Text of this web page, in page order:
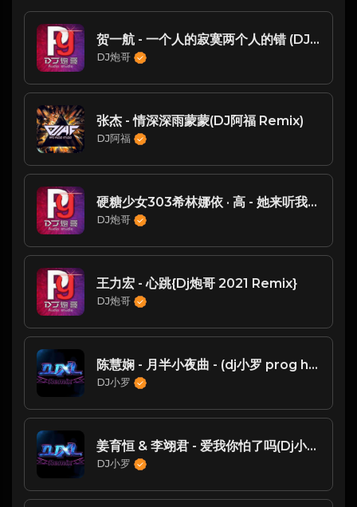
贺一航 - 一个人的寂寞两个人的错 (DJ炮哥 ProgHouse Mix 2023)
DJ炮哥
张杰 - 情深深雨蒙蒙(DJ阿福 Remix)
DJ阿福
硬糖少女303希林娜依 · 高 - 她来听我的演唱会(Live){Dj炮哥 2021 Remix}
DJ炮哥
王力宏 - 心跳{Dj炮哥 2021 Remix}
DJ炮哥
陈慧娴 - 月半小夜曲 - (dj小罗 prog house mix)
DJ小罗
姜育恒 & 李翊君 - 爱我你怕了吗(Dj小罗 ProgHouse Mix国语合成)
DJ小罗